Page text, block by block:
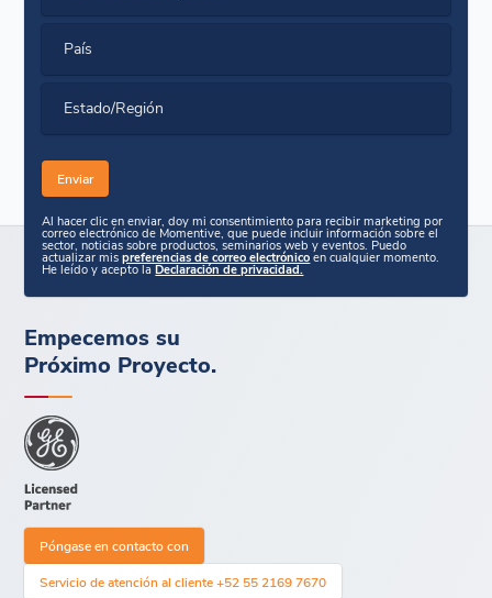
País
Estado/Región
Al hacer clic en enviar, doy mi consentimiento para recibir marketing por
correo electrónico de Momentive, que puede incluir información sobre el
sector, noticias sobre productos, seminarios web y eventos. Puedo
actualizar mispreferencias de correo electrónico en cualquier momento.
He leído y acepto laDeclaración de privacidad.
Empecemos su
Próximo Proyecto.
Póngase en contacto con
Servicio de atención al cliente +52 55 2169 7670